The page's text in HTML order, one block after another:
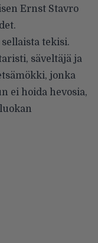
Ernst Stavro
tekisi.
säveltäjä ja
jonka
ei hoida hevosia,